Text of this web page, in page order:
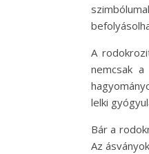
A
nemcsak
lelki
Bár a
Az